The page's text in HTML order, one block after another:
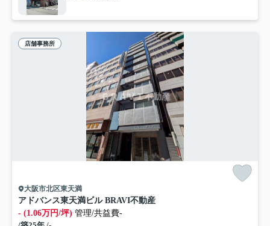
店舗事務所
大阪市北区東天満
アドバンス東天満ビル BRAVI不動産
- (1.06万円/坪) 管理/共益費-